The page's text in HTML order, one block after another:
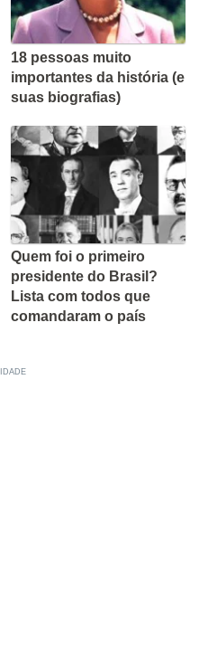
18 pessoas muito
importantes da história (e
suas biografias)
Quem foi o primeiro
presidente do Brasil?
Lista com todos que
comandaram o país